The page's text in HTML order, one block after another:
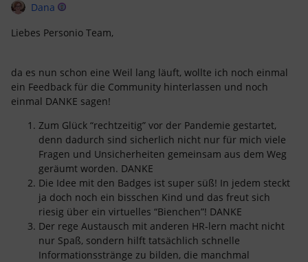
Dana
Liebes Personio Team,
da es nun schon eine Weil lang läuft, wollte ich noch einmal
ein Feedback für die Community hinterlassen und noch
einmal DANKE sagen!
Zum Glück “rechtzeitig” vor der Pandemie gestartet,
denn dadurch sind sicherlich nicht nur für mich viele
Fragen und Unsicherheiten gemeinsam aus dem Weg
geräumt worden. DANKE
Die Idee mit den Badges ist super süß! In jedem steckt
ja doch noch ein bisschen Kind und das freut sich
riesig über ein virtuelles “Bienchen”! DANKE
Der rege Austausch mit anderen HR-lern macht nicht
nur Spaß, sondern hilft tatsächlich schnelle
Informationsstränge zu bilden, die manchmal